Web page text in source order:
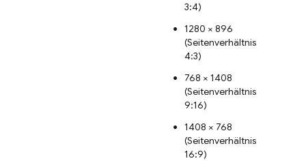
3:4)
1280 × 896
(Seitenverhältnis
4:3)
768 × 1408
(Seitenverhältnis
9:16)
1408 × 768
(Seitenverhältnis
16:9)